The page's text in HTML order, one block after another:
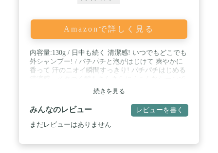
Amazonで詳しく見る
内容量:130g / 日中も続く 清潔感! いつでもどこでも
外シャンプー! / パチパチと泡がはじけて 爽やかに
香って 汗のニオイ瞬間すっきり! パチパチはじめる
おすすめ! <外出先で|スポーツ後に|入浴できない時
に> / ブラント名: メリット / ※アルコール過敏症の
方、特に肌の弱い方は使わないでください。
続きを見る
みんなのレビュー レビューを書く
まだレビューはありません